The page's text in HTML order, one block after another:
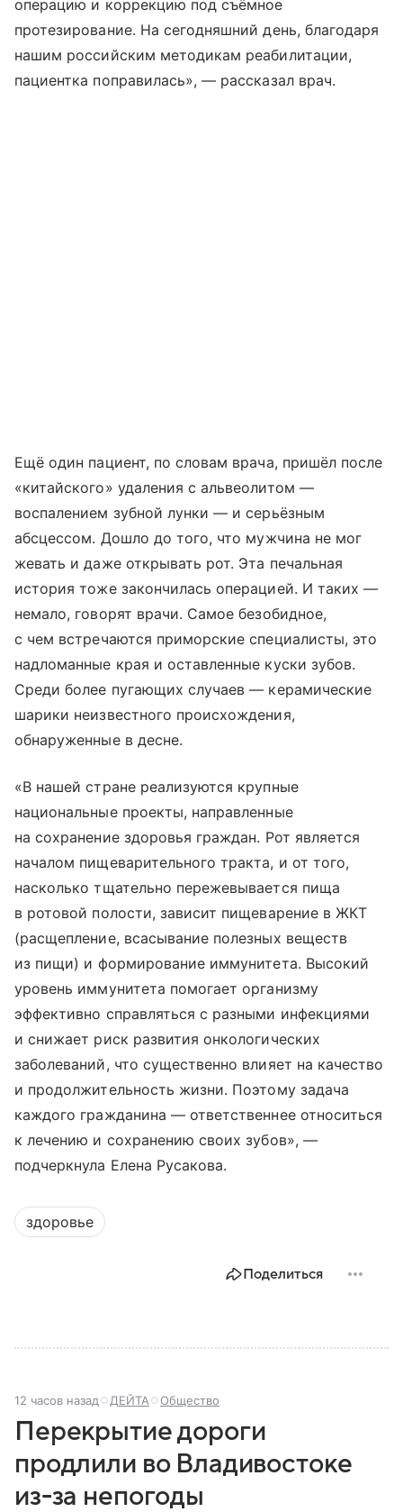
операцию и коррекцию под съёмное
протезирование. На сегодняшний день, благодаря
нашим российским методикам реабилитации,
пациентка поправилась», — рассказал врач.
Ещё один пациент, по словам врача, пришёл после
«китайского» удаления с альвеолитом —
воспалением зубной лунки — и серьёзным
абсцессом. Дошло до того, что мужчина не мог
жевать и даже открывать рот. Эта печальная
история тоже закончилась операцией. И таких —
немало, говорят врачи. Самое безобидное,
с чем встречаются приморские специалисты, это
надломанные края и оставленные куски зубов.
Среди более пугающих случаев — керамические
шарики неизвестного происхождения,
обнаруженные в десне.
«В нашей стране реализуются крупные
национальные проекты, направленные
на сохранение здоровья граждан. Рот является
началом пищеварительного тракта, и от того,
насколько тщательно пережевывается пища
в ротовой полости, зависит пищеварение в ЖКТ
(расщепление, всасывание полезных веществ
из пищи) и формирование иммунитета. Высокий
уровень иммунитета помогает организму
эффективно справляться с разными инфекциями
и снижает риск развития онкологических
заболеваний, что существенно влияет на качество
и продолжительность жизни. Поэтому задача
каждого гражданина — ответственнее относиться
к лечению и сохранению своих зубов», —
подчеркнула Елена Русакова.
здоровье
Поделиться
12 часов назад ДЕЙТА Общество
Перекрытие дороги
продлили во Владивостоке
из-за непогоды